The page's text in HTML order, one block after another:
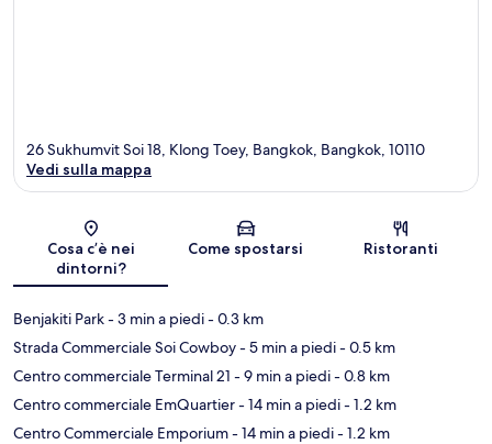
Mappa
26 Sukhumvit Soi 18, Klong Toey, Bangkok, Bangkok, 10110
Vedi sulla mappa
Cosa c’è nei
dintorni?
Come spostarsi Ristoranti
Benjakiti Park- 3 min a piedi- 0.3 km
Strada Commerciale Soi Cowboy- 5 min a piedi- 0.5 km
Centro commerciale Terminal 21 - 9 min a piedi- 0.8 km
Centro commerciale EmQuartier- 14 min a piedi- 1.2 km
Centro Commerciale Emporium- 14 min a piedi- 1.2 km